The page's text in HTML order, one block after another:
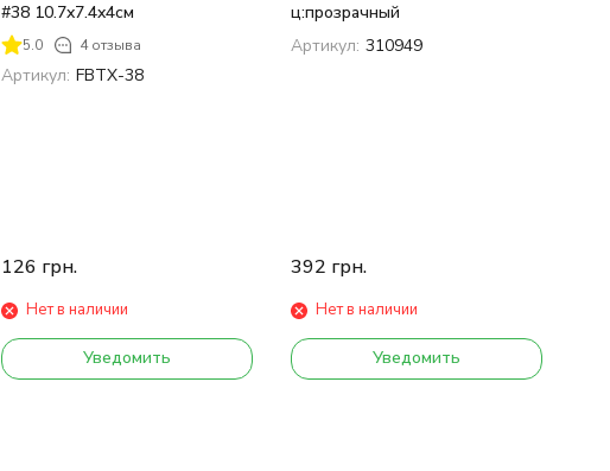
#38 10.7x7.4x4см
5.0 4 отзыва
Артикул: FBTX-38
126 грн.
Нет в наличии
Уведомить
ц:прозрачный
Артикул: 310949
392 грн.
Нет в наличии
Уведомить